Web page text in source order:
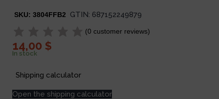
SKU: 3804FFB2 GTIN: 687152249879
(0 customer reviews)
14,00 $
In stock
Shipping calculator
Open the shipping calculator